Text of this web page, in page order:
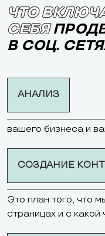
ЧТО
СЕБЯ
В СОЦ.
АНАЛИЗ
вашего бизнеса и
СОЗДАНИЕ
Это план того, что
страницах и с какой